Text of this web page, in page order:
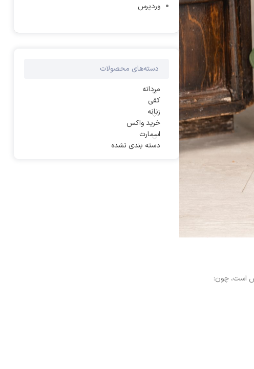
است، چون:
وردپرس
دسته‌های محصولات
مردانه
کفی
زنانه
خرید واکس
اسمارت
دسته بندی نشده